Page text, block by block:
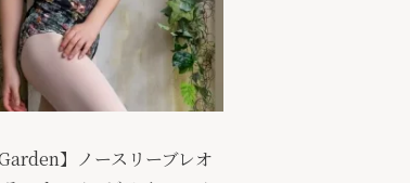
】ノースリーブレオ